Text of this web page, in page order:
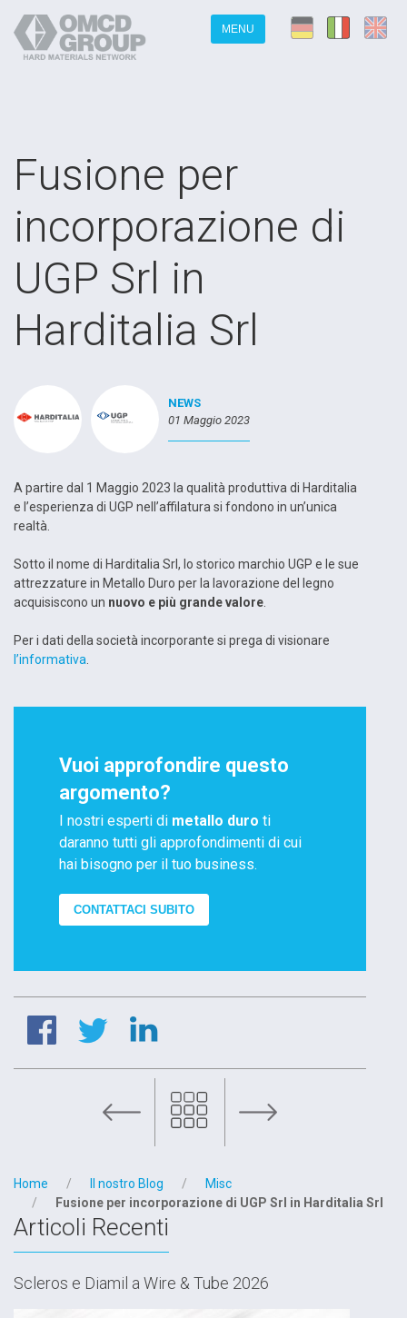
MENU
Fusione per
incorporazione di
UGP Srl in
Harditalia Srl
NEWS
01 Maggio 2023
A partire dal 1 Maggio 2023 la qualità produttiva di Harditalia
e l’esperienza di UGP nell’affilatura si fondono in un’unica
realtà.
Sotto il nome di Harditalia Srl, lo storico marchio UGP e le sue
attrezzature in Metallo Duro per la lavorazione del legno
acquisiscono un nuovo e più grande valore
Per i dati della società incorporante si prega di visionare
l’informativa
Vuoi approfondire questo
argomento?
I nostri esperti di metallo duro ti
daranno tutti gli approfondimenti di cui
hai bisogno per il tuo business.
CONTATTACI SUBITO
Home Il nostro Blog
Misc
Fusione per incorporazione di UGP Srl in Harditalia Srl
Articoli Recenti
Scleros e Diamil a Wire & Tube 2026